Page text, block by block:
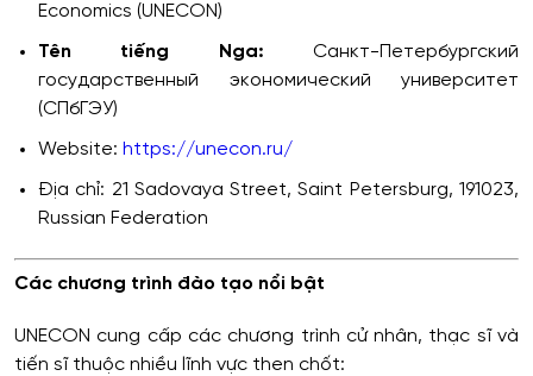
Economics (UNECON)
Tên tiếng Nga: Санкт-Петербургский
государственный экономический университет
(СПбГЭУ)
Website: https://unecon.ru/
Địa chỉ: 21 Sadovaya Street, Saint Petersburg, 191023,
Russian Federation
Các chương trình đào tạo nổi bật
UNECON cung cấp các chương trình cử nhân, thạc sĩ và
tiến sĩ thuộc nhiều lĩnh vực then chốt: